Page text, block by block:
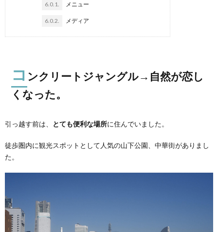
6.0.1. メニュー
6.0.2. メディア
コ ンクリートジャングル→自然が恋し
くなった。
引っ越す前は、 とても便利な場所に住んでいました。
徒歩圏内に観光スポットとして人気の山下公園、中華街がありまし
た。